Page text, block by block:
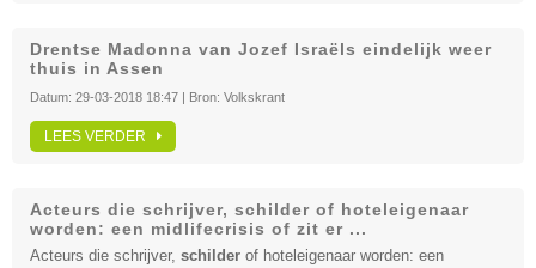
Drentse Madonna van Jozef Israëls eindelijk weer
thuis in Assen
Datum: 29-03-2018 18:47 | Bron: Volkskrant
LEES VERDER
Acteurs die schrijver, schilder of hoteleigenaar
worden: een midlifecrisis of zit er ...
Acteurs die schrijver, schilder of hoteleigenaar worden: een